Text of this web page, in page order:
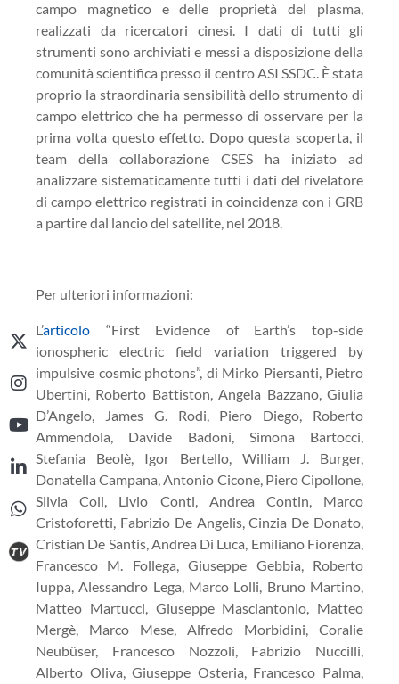
campo magnetico e delle proprietà del plasma,
realizzati da ricercatori cinesi. I dati di tutti gli
strumenti sono archiviati e messi a disposizione della
comunità scientifica presso il centro ASI SSDC. È stata
proprio la straordinaria sensibilità dello strumento di
campo elettrico che ha permesso di osservare per la
prima volta questo effetto. Dopo questa scoperta, il
team della collaborazione CSES ha iniziato ad
analizzare sistematicamente tutti i dati del rivelatore
di campo elettrico registrati in coincidenza con i GRB
a partire dal lancio del satellite, nel 2018.
Per ulteriori informazioni:
L’articolo “First Evidence of Earth’s top-side
ionospheric electric field variation triggered by
impulsive cosmic photons”, di Mirko Piersanti, Pietro
Ubertini, Roberto Battiston, Angela Bazzano, Giulia
D’Angelo, James G. Rodi, Piero Diego, Roberto
Ammendola, Davide Badoni, Simona Bartocci,
Stefania Beolè, Igor Bertello, William J. Burger,
Donatella Campana, Antonio Cicone, Piero Cipollone,
Silvia Coli, Livio Conti, Andrea Contin, Marco
Cristoforetti, Fabrizio De Angelis, Cinzia De Donato,
Cristian De Santis, Andrea Di Luca, Emiliano Fiorenza,
Francesco M. Follega, Giuseppe Gebbia, Roberto
Iuppa, Alessandro Lega, Marco Lolli, Bruno Martino,
Matteo Martucci, Giuseppe Masciantonio, Matteo
Mergè, Marco Mese, Alfredo Morbidini, Coralie
Neubüser, Francesco Nozzoli, Fabrizio Nuccilli,
Alberto Oliva, Giuseppe Osteria, Francesco Palma,